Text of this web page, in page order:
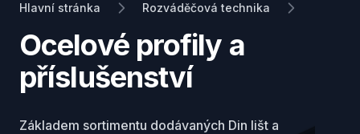
Hlavní stránka Rozváděčová technika
Ocelové profily a
příslušenství
Základem sortimentu dodávaných Din lišt a